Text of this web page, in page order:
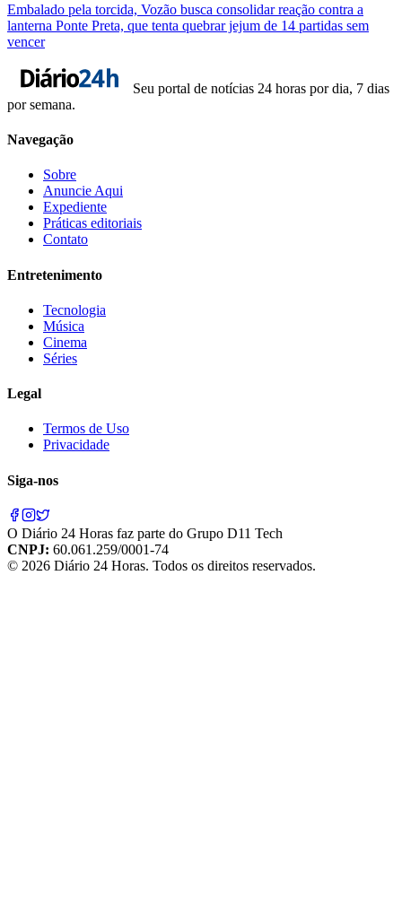
Embalado pela torcida, Vozão busca consolidar reação contra a
lanterna Ponte Preta, que tenta quebrar jejum de 14 partidas sem
vencer
Seu portal de notícias 24 horas por dia, 7 dias
por semana.
Navegação
Sobre
Anuncie Aqui
Expediente
Práticas editoriais
Contato
Entretenimento
Tecnologia
Música
Cinema
Séries
Legal
Termos de Uso
Privacidade
Siga-nos
O Diário 24 Horas faz parte do Grupo D11 Tech
CNPJ: 60.061.259/0001-74
© 2026 Diário 24 Horas. Todos os direitos reservados.